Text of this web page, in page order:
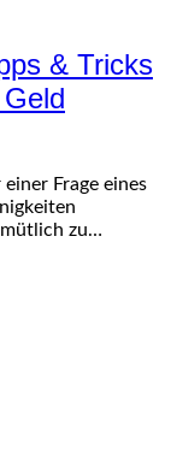
& Tricks
Frage eines
zu…